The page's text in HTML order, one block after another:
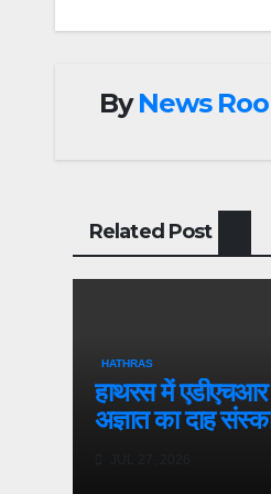
ByNews
Related Post
HATHRAS
हाथरस में एडीएचआर
अज्ञात का दाह